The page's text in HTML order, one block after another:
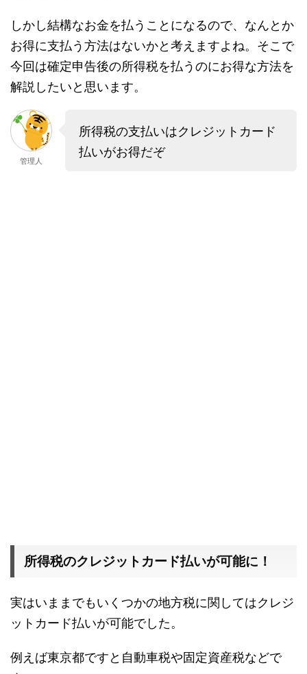
しかし結構なお金を払うことになるので、なんとか
お得に支払う方法はないかと考えますよね。そこで
今回は確定申告後の所得税を払うのにお得な方法を
解説したいと思います。
管理人
所得税の支払いはクレジットカード
払いがお得だぞ
所得税のクレジットカード払いが可能に！
実はいままでもいくつかの地方税に関してはクレジ
ットカード払いが可能でした。
例えば東京都ですと自動車税や固定資産税などで